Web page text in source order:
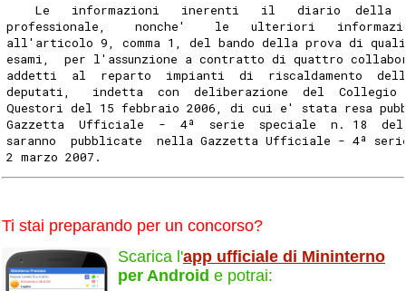
Le   informazioni   inerenti   il   diario  della
professionale,    nonche'    le   ulteriori
all'articolo 9, comma 1, del bando della prova di
esami,  per l'assunzione a contratto di quattro
addetti  al  reparto  impianti  di  riscaldamento
deputati,   indetta  con  deliberazione  del  Collegio
Questori del 15 febbraio 2006, di cui e' stata resa
Gazzetta  Ufficiale  -  4ª  serie  speciale  n. 18  del
saranno  pubblicate  nella Gazzetta Ufficiale - 4ª
2 marzo 2007.
Ti stai preparando per un concorso?
Scarica l'app ufficiale di Mininterno
per Android e potrai: